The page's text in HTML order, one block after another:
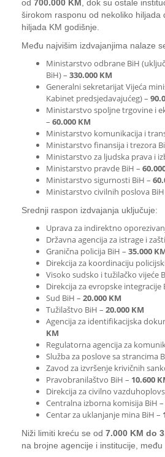
od 700.000 KM
, dok su ostale
širokom rasponu od nekoliko hiljada
hiljada KM godišnje.
Među najvišim izdvajanjima nalaze
Ministarstvo odbrane BiH
BiH) – 330.000 KM
Generalni sekretarijat Vijeća
Kabinet predsjedavajućeg) –
Ministarstvo spoljne trgovine i
– 60.000 KM
Ministarstvo komunikacija i
Ministarstvo finansija i trezora
Ministarstvo za ljudska prava i
Ministarstvo pravde BiH –
Ministarstvo sigurnosti BiH –
Ministarstvo civilnih poslova BiH
Srednji raspon izdvajanja uključuje:
Uprava za indirektno
Državna agencija za istrage i
Granična policija BiH – 35.000
Direkcija za koordinaciju
Visoko sudsko i tužilačko vijeće
Direkcija za evropske integracije
Sud BiH – 20.000 KM
Tužilaštvo BiH – 20.000 KM
Agencija za identifikacijska
KM
Regulatorna agencija za
Služba za poslove sa strancima
Zavod za izvršenje krivičnih
Pravobranilaštvo BiH – 10.600
Direkcija za civilno
Centralna izborna komisija BiH –
Centar za uklanjanje mina BiH –
Niži limiti kreću se od 7.000 KM do
na brojne agencije i institucije, među